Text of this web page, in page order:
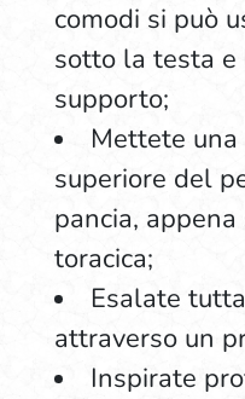
comodi si può
sotto la testa
supporto;
Mettete
superiore del
pancia,
toracica;
Esalate
attraverso un
Inspirate